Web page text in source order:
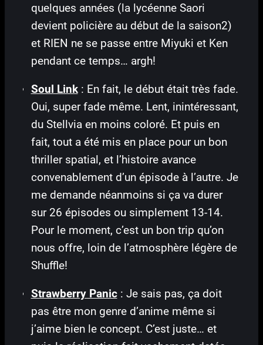
quelques années (la lycéenne Saori
devient policière au début de la saison2)
et RIEN ne se passe entre Miyuki et Ken
pendant ce temps… argh!
Soul Link: En fait, le début était très fade.
Oui, super fade même. Lent, inintéressant,
du Stellvia en moins coloré. Et puis en
fait, tout a été mis en place pour un bon
thriller spatial, et l’histoire avance
convenablement d’un épisode à l’autre. Je
me demande néanmoins si ça va durer
sur 26 épisodes ou simplement 13-14.
Pour le moment, c’est un bon trip qu’on
nous offre, loin de l’atmosphère légère de
Shuffle!
Strawberry Panic: Je sais pas, ça doit
pas être mon genre d’anime même si
j’aime bien le concept. C’est juste… et